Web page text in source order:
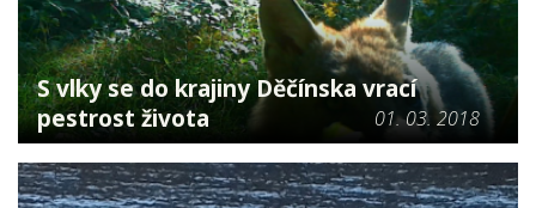
S vlky se do krajiny Děčínska vrací
pestrost života
01. 03. 2018